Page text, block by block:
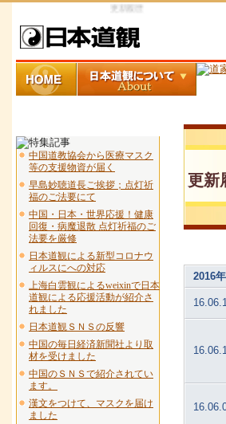
更新履歴
中国道教協会から医療マスク
等の支援物資が届く
早島妙聴道長ご挨拶；点灯祈
福のご法要にて
中国・日本・世界応援！健康
回復・病魔退散 点灯祈福のご
法要を厳修
日本道観による新型コロナウ
ィルスにへの対応
上海白雲観によるweixinで日本
道観による応援活動が紹介さ
れました
日本道観ＳＮＳの反響
中国の毎日経済新聞社より取
材を受けました
中国のＳＮＳで紹介されてい
ます。
漢文をつけて、マスクを届け
ました
更新
2016年